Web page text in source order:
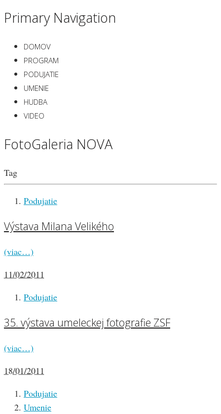
Primary Navigation
DOMOV
PROGRAM
PODUJATIE
UMENIE
HUDBA
VIDEO
FotoGaleria NOVA
Tag
Podujatie
Výstava Milana Velikého
(viac…)
11/02/2011
Podujatie
35. výstava umeleckej fotografie ZSF
(viac…)
18/01/2011
Podujatie
Umenie